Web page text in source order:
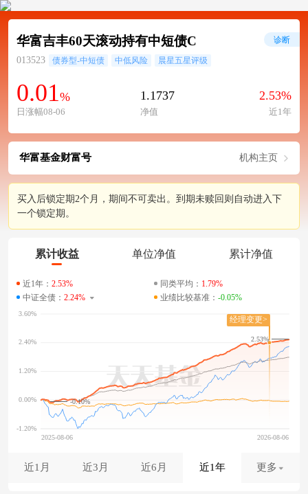
华富吉丰60天滚动持有中短债C
013523 债券型-中短债 中低风险 晨星五星评级
0.01%
日涨幅08-06
1.1737
净值
2.53%
近1年
诊断
华富基金财富号 机构主页
买入后锁定期2个月，期间不可卖出。到期未赎回则自动进入下
一个锁定期。
累计收益 单位净值 累计净值
近1年： 2.53% 同类平均： 1.79%
中证全债： 2.24% 业绩比较基准： -0.05%
-0.10%
2.53%
近1月 近3月 近6月 近1年 更多